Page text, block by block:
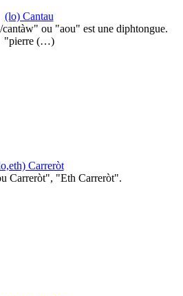
(lo) Cantau
ou "aou" est une diphtongue.
"pierre (…)
Carreròt
Carreròt", "Eth Carreròt".